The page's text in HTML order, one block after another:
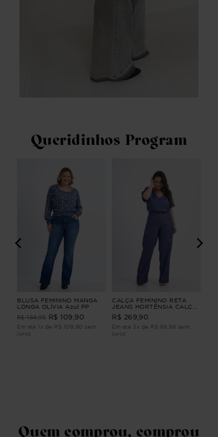
Queridinhos Program
BLUSA FEMININO MANGA
LONGA OLÍVIA Azul PP
R$ 184,90 R$ 109,90
Em até 1x de R$ 109,90 sem
juros
CALÇA FEMININO RETA
JEANS HORTÊNSIA CALÇA
FEMININO RETA JEANS M
R$ 269,90
Em até 3x de R$ 89,96 sem
juros
Quem comprou, comprou